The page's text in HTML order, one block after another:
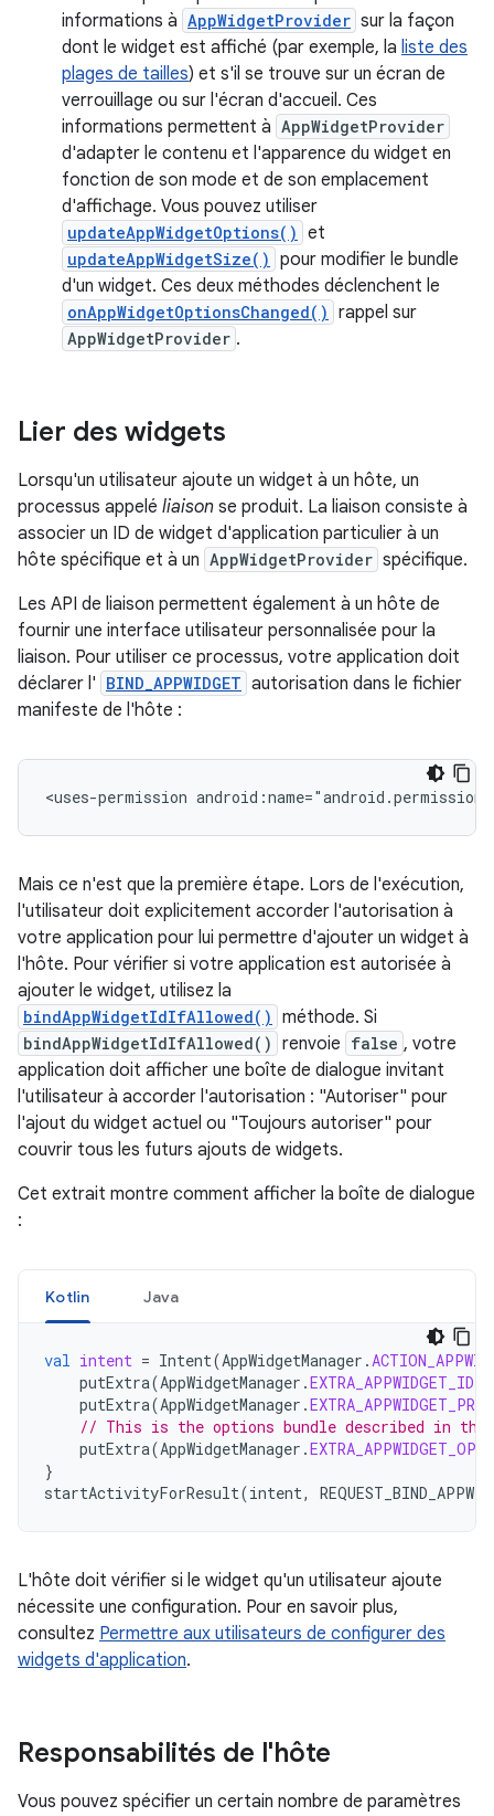
informations à AppWidgetProvider sur la façon
dont le widget est affiché (par exemple, la liste des
plages de tailles) et s'il se trouve sur un écran de
verrouillage ou sur l'écran d'accueil. Ces
informations permettent à AppWidgetProvider
d'adapter le contenu et l'apparence du widget en
fonction de son mode et de son emplacement
d'affichage. Vous pouvez utiliser
updateAppWidgetOptions() et
updateAppWidgetSize() pour modifier le bundle
d'un widget. Ces deux méthodes déclenchent le
onAppWidgetOptionsChanged() rappel sur
AppWidgetProvider .
Lier des widgets
Lorsqu'un utilisateur ajoute un widget à un hôte, un
processus appelé liaison se produit. La liaison consiste à
associer un ID de widget d'application particulier à un
hôte spécifique et à un AppWidgetProvider spécifique.
Les API de liaison permettent également à un hôte de
fournir une interface utilisateur personnalisée pour la
liaison. Pour utiliser ce processus, votre application doit
déclarer l' BIND_APPWIDGET autorisation dans le fichier
manifeste de l'hôte :
<uses-permission
Mais ce n'est que la première étape. Lors de l'exécution,
l'utilisateur doit explicitement accorder l'autorisation à
votre application pour lui permettre d'ajouter un widget à
l'hôte. Pour vérifier si votre application est autorisée à
ajouter le widget, utilisez la
bindAppWidgetIdIfAllowed() méthode. Si
bindAppWidgetIdIfAllowed() renvoie false , votre
application doit afficher une boîte de dialogue invitant
l'utilisateur à accorder l'autorisation : "Autoriser" pour
l'ajout du widget actuel ou "Toujours autoriser" pour
couvrir tous les futurs ajouts de widgets.
Cet extrait montre comment afficher la boîte de dialogue
:
Kotlin Java
val intent = Intent(AppWidgetManager .
putExtra(AppWidgetManager .EXTRA_APPWIDGET_ID
putExtra(AppWidgetManager .
// This is the options bundle described in the
putExtra(AppWidgetManager .
}
startActivityForResult(intent,
L'hôte doit vérifier si le widget qu'un utilisateur ajoute
nécessite une configuration. Pour en savoir plus,
consultez Permettre aux utilisateurs de configurer des
widgets d'application.
Responsabilités de l'hôte
Vous pouvez spécifier un certain nombre de paramètres